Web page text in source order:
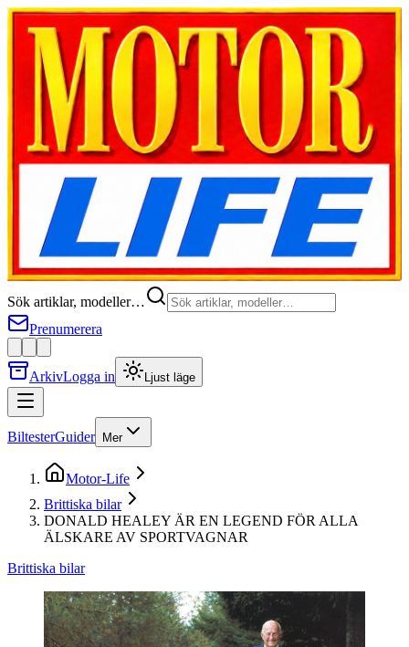
Sök artiklar, modeller…
Prenumerera
ArkivLogga in Ljust läge
BiltesterGuider Mer
Motor-Life
Brittiska bilar
DONALD HEALEY ÄR EN LEGEND FÖR ALLA
ÄLSKARE AV SPORTVAGNAR
Brittiska bilar